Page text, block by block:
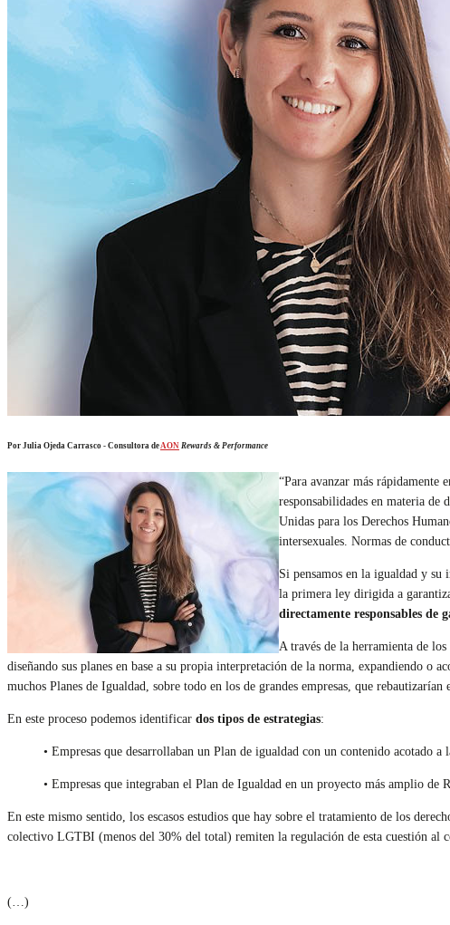
Por Julia Ojeda Carrasco - Consultora deAON Rewards & Performance
“Para avanzar más rápidamente
responsabilidades en materia de
Unidas para los Derechos
intersexuales. Normas de
Si pensamos en la igualdad y su
la primera ley dirigida a
directamente responsables de
A través de la herramienta de los
diseñando sus planes en base a su propia interpretación de la norma, expandiendo o
muchos Planes de Igualdad, sobre todo en los de grandes empresas, que
En este proceso podemos identificar dos tipos de estrategias:
• Empresas que desarrollaban un Plan de igualdad con un contenido acotado
• Empresas que integraban el Plan de Igualdad en un proyecto más amplio
En este mismo sentido, los escasos estudios que hay sobre el tratamiento de los
colectivo LGTBI (menos del 30% del total) remiten la regulación de esta cuestión al
(…)